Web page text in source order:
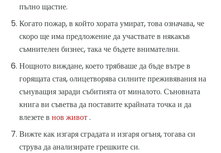
пълно щастие.
Когато пожар, в който хората умират, това означава, че
скоро ще има предложение да участвате в някакъв
съмнителен бизнес, така че бъдете внимателни.
Нощното виждане, което трябваше да бъде вътре в
горящата стая, олицетворява силните преживявания на
сънуващия заради събитията от миналото. Съновната
книга ви съветва да поставите крайната точка и да
влезете в нов живот.
Вижте как изгаря сградата и изгаря огъня, тогава си
струва да анализирате грешките си.